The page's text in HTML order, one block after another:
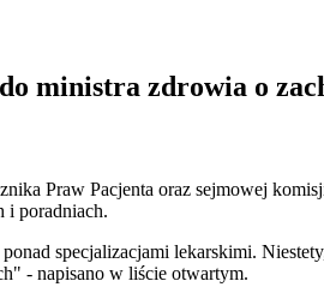
ministra zdrowia o
Praw Pacjenta oraz sejmowej
i poradniach.
specjalizacjami lekarskimi.
- napisano w liście otwartym.